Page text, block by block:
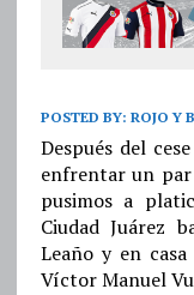
POSTED BY: ROJO Y
Después del
enfrentar un
pusimos a
Ciudad Juárez
Leaño y en
Víctor Manuel